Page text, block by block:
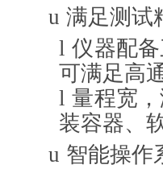
u 满足测试
l 仪器配
可满足高
l 量程宽
装容器、
u 智能操作